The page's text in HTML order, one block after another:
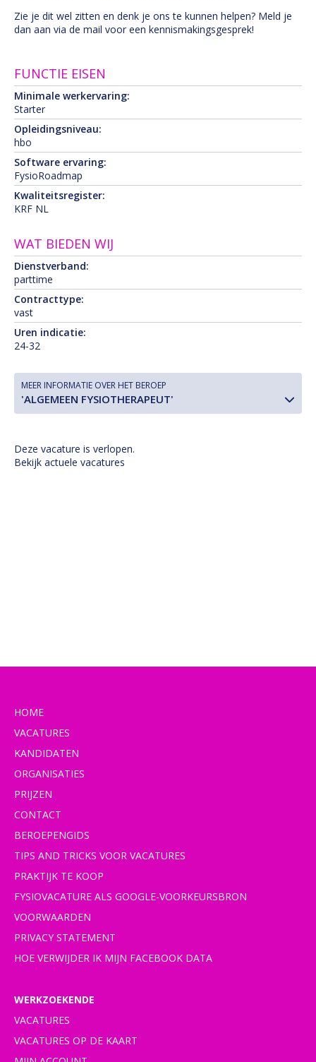
Zie je dit wel zitten en denk je ons te kunnen helpen? Meld je
dan aan via de mail voor een kennismakingsgesprek!
FUNCTIE EISEN
Minimale werkervaring:
Starter
Opleidingsniveau:
hbo
Software ervaring:
FysioRoadmap
Kwaliteitsregister:
KRF NL
WAT BIEDEN WIJ
Dienstverband:
parttime
Contracttype:
vast
Uren indicatie:
24-32
MEER INFORMATIE OVER HET BEROEP
'ALGEMEEN FYSIOTHERAPEUT'
Deze vacature is verlopen.
Bekijk actuele vacatures
HOME
VACATURES
KANDIDATEN
ORGANISATIES
PRIJZEN
CONTACT
BEROEPENGIDS
TIPS AND TRICKS VOOR VACATURES
PRAKTIJK TE KOOP
FYSIOVACATURE ALS GOOGLE-VOORKEURSBRON
VOORWAARDEN
PRIVACY STATEMENT
HOE VERWIJDER IK MIJN FACEBOOK DATA
WERKZOEKENDE
VACATURES
VACATURES OP DE KAART